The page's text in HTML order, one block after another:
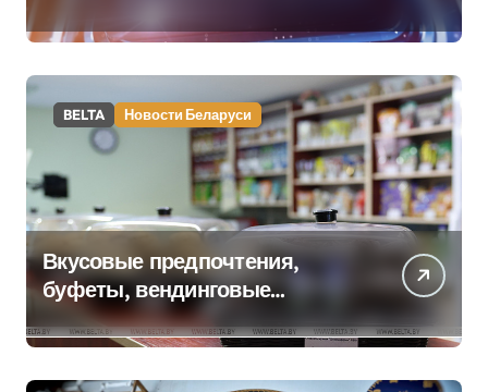
BELTA Новости Беларуси
Вкусовые предпочтения,
буфеты, вендинговые
аппараты. Минобразования об
изменениях в школьном
питании